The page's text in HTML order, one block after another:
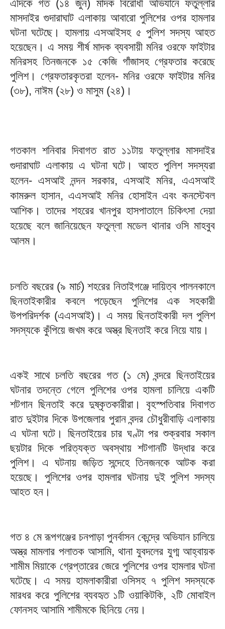
এদিকে গত (১৪ জুন) মাদক বিরোধী অভিযানে ফতুল্লার
মাসদাইর গুদারাঘাট এলাকায় আবারো পুলিশের ওপর হামলার
ঘটনা ঘটেছে। হামলায় এসআইসহ ৫ পুলিশ সদস্য আহত
হয়েছেন। এ সময় শীর্ষ মাদক ব্যবসায়ী মনির ওরফে ফাইটার
মনিরসহ তিনজনকে ১৫ কেজি গাঁজাসহ গ্রেফতার করেছে
পুলিশ। গ্রেফতারকৃতরা হলেন- মনির ওরফে ফাইটার মনির
(৩৮), নাঈম (২৮) ও মাসুম (২৪)।
গতকাল শনিবার দিবাগত রাত ১১টায় ফতুল্লার মাসদাইর
গুদারাঘাট এলাকায় এ ঘটনা ঘটে। আহত পুলিশ সদস্যরা
হলেন- এসআই নন্দন সরকার, এসআই মনির, এএসআই
কামরুল হাসান, এএসআই মনির হোসাইন এবং কনস্টেবল
আশিক। তাদের শহরের খানপুর হাসপাতালে চিকিৎসা দেয়া
হয়েছে বলে জানিয়েছেন ফতুল্লা মডেল থানার ওসি মাহবুব
আলম।
চলতি বছরের (৯ মার্চ) শহরের নিতাইগঞ্জে দায়িত্ব পালনকালে
ছিনতাইকারীর কবলে পড়েছেন পুলিশের এক সহকারী
উপপরিদর্শক (এএসআই)। এ সময় ছিনতাইকারী দল পুলিশ
সদস্যকে কুঁপিয়ে জখম করে অস্ত্র ছিনতাই করে নিয়ে যায়।
একই সাথে চলতি বছরের গত (১ মে) বন্দরে ছিনতাইয়ের
ঘটনার তদন্তে গেলে পুলিশের ওপর হামলা চালিয়ে একটি
শটগান ছিনতাই করে দুষ্কৃতকারীরা। বৃহস্পতিবার দিবাগত
রাত দুইটার দিকে উপজেলার পুরান বন্দর চৌধুরীবাড়ি এলাকায়
এ ঘটনা ঘটে। ছিনতাইয়ের চার ঘণ্টা পর শুক্রবার সকাল
ছয়টার দিকে পরিত্যক্ত অবস্থায় শটগানটি উদ্ধার করে
পুলিশ। এ ঘটনায় জড়িত সন্দেহে তিনজনকে আটক করা
হয়েছে। পুলিশের ওপর হামলার ঘটনায় দুই পুলিশ সদস্য
আহত হন।
গত ৪ মে রূপগঞ্জের চনপাড়া পুনর্বাসন কেন্দ্রে অভিযান চালিয়ে
অস্ত্র মামলার পলাতক আসামি, থানা যুবদলের যুগ্ম আহ্বায়ক
শামীম মিয়াকে গ্রেপ্তারের জেরে পুলিশের ওপর হামলার ঘটনা
ঘটেছে। এ সময় হামলাকারীরা ওসিসহ ৭ পুলিশ সদস্যকে
মারধর করে পুলিশের ব্যবহৃত ১টি ওয়াকিটকি, ২টি মোবাইল
ফোনসহ আসামি শামীমকে ছিনিয়ে নেয়।